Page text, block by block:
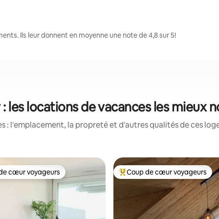
Ils leur donnent en moyenne une note de 4,8 sur 5!
les locations de vacances les mieux
: l'emplacement, la propreté et d'autres qualités de ces
cœur voyageurs parmi les plus aimés
cœur voyageurs Coup de cœur voyageurs
Coup de cœur voyageurs